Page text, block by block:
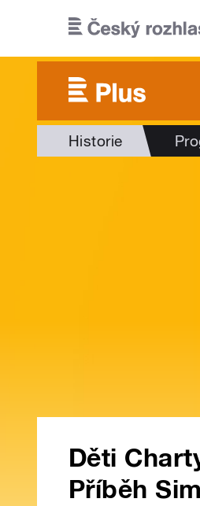
Historie
Děti
Příběh